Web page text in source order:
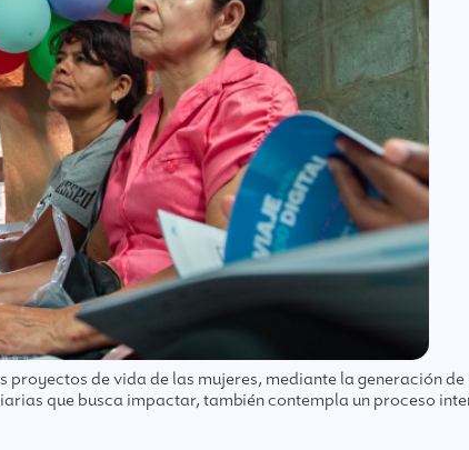
de vida de las mujeres, mediante la generación de
que busca impactar, también contempla un proceso